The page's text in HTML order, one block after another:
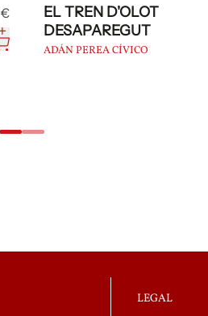
EL TREN D'OLOT
DESAPAREGUT
ADÁN PEREA CÍVICO
LEGAL